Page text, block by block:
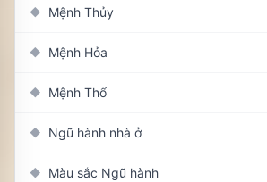
◆ Mệnh Thủy
◆ Mệnh Hỏa
◆ Mệnh Thổ
◆ Ngũ hành nhà ở
◆ Màu sắc Ngũ hành